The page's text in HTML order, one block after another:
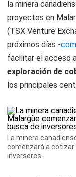
la minera
proyectos en
(TSX Venture
próximos días -
facilitar el acceso
exploración de
los principales
La minera
comenzará a cotizar
inversores.